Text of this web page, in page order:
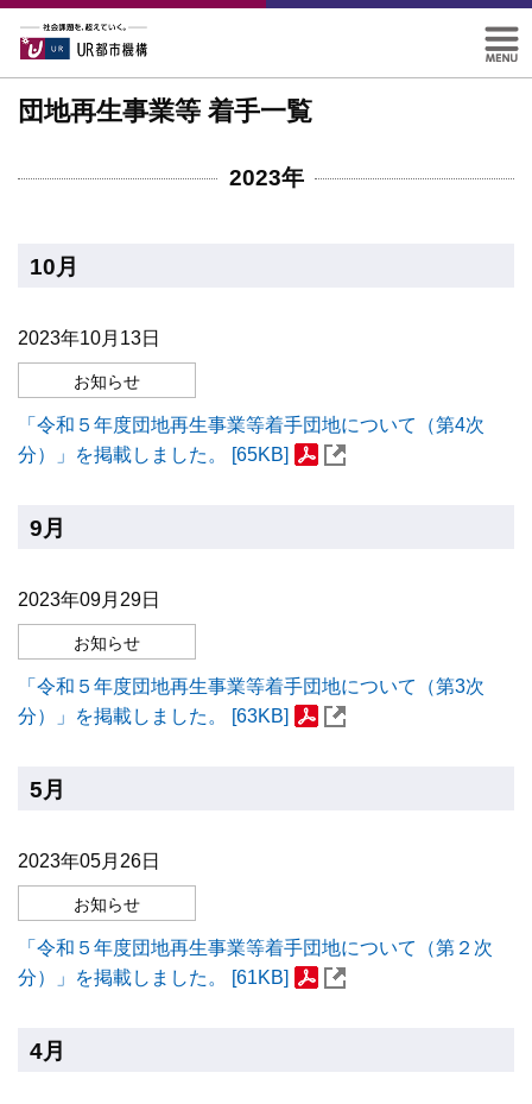
団地再生事業等 着手一覧
2023年
10月
2023年10月13日
お知らせ
「令和５年度団地再生事業等着手団地について（第4次
分）」を掲載しました。 [65KB]
9月
2023年09月29日
お知らせ
「令和５年度団地再生事業等着手団地について（第3次
分）」を掲載しました。 [63KB]
5月
2023年05月26日
お知らせ
「令和５年度団地再生事業等着手団地について（第２次
分）」を掲載しました。 [61KB]
4月